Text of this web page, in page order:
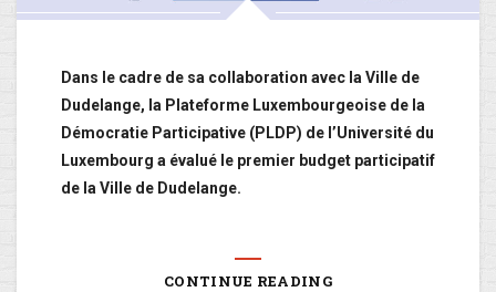
Dans le cadre de sa collaboration avec la Ville de
Dudelange, la Plateforme Luxembourgeoise de la
Démocratie Participative (PLDP) de l’Université du
Luxembourg a évalué le premier budget participatif
de la Ville de Dudelange.
CONTINUE READING